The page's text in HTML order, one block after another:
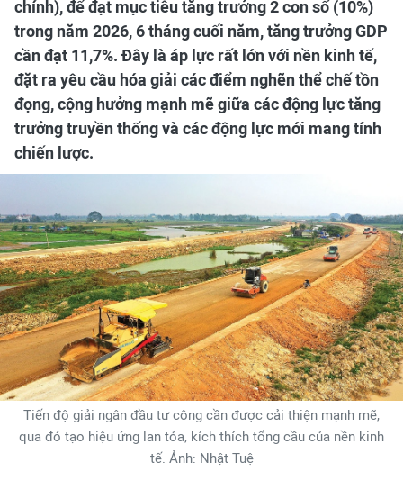
chính), để đạt mục tiêu tăng trưởng 2 con số (10%)
trong năm 2026, 6 tháng cuối năm, tăng trưởng GDP
cần đạt 11,7%. Đây là áp lực rất lớn với nền kinh tế,
đặt ra yêu cầu hóa giải các điểm nghẽn thể chế tồn
đọng, cộng hưởng mạnh mẽ giữa các động lực tăng
trưởng truyền thống và các động lực mới mang tính
chiến lược.
Tiến độ giải ngân đầu tư công cần được cải thiện mạnh mẽ,
qua đó tạo hiệu ứng lan tỏa, kích thích tổng cầu của nền kinh
tế. Ảnh: Nhật Tuệ